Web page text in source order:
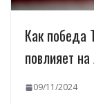
Как победа
повлияет
09/11/2024